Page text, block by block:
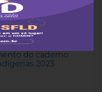
da ANMIGA,
do caderno
2023